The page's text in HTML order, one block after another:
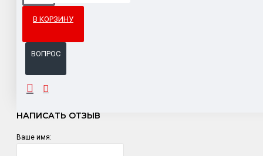
В КОРЗИНУ
ВОПРОС
ОТЗЫВЫ
НАПИСАТЬ ОТЗЫВ
Ваше имя: